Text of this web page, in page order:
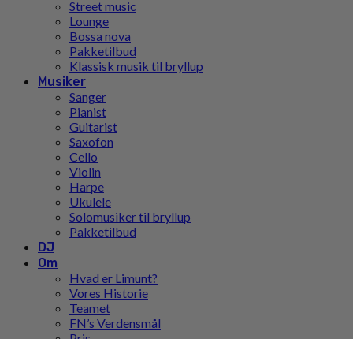
Street music
Lounge
Bossa nova
Pakketilbud
Klassisk musik til bryllup
Musiker
Sanger
Pianist
Guitarist
Saxofon
Cello
Violin
Harpe
Ukulele
Solomusiker til bryllup
Pakketilbud
DJ
Om
Hvad er Limunt?
Vores Historie
Teamet
FN’s Verdensmål